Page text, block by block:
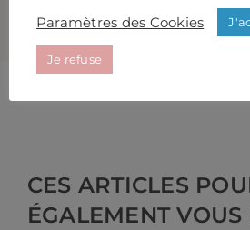
CES ARTICLES
ÉGALEMENT VOUS
Paramètres des Cookies
Je refuse